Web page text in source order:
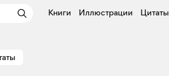
Книги Иллюстрации Цитаты